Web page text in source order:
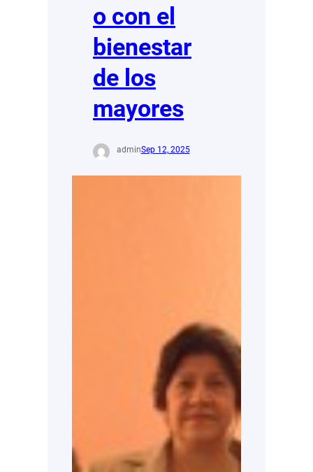
o con el
bienestar
de los
mayores
adminSep 12, 2025